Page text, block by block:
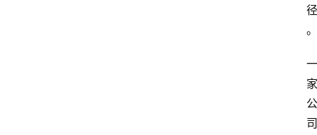
径
。
一
家
公
司